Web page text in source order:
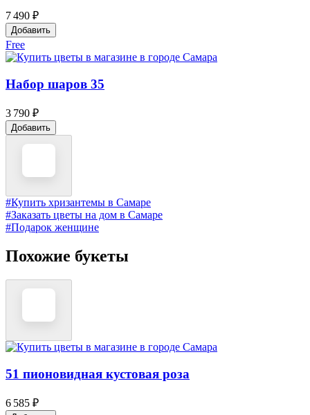
7 490 ₽
Добавить
Free
Набор шаров 35
3 790 ₽
Добавить
#Купить хризантемы в Самаре
#Заказать цветы на дом в Самаре
#Подарок женщине
Похожие букеты
51 пионовидная кустовая роза
6 585 ₽